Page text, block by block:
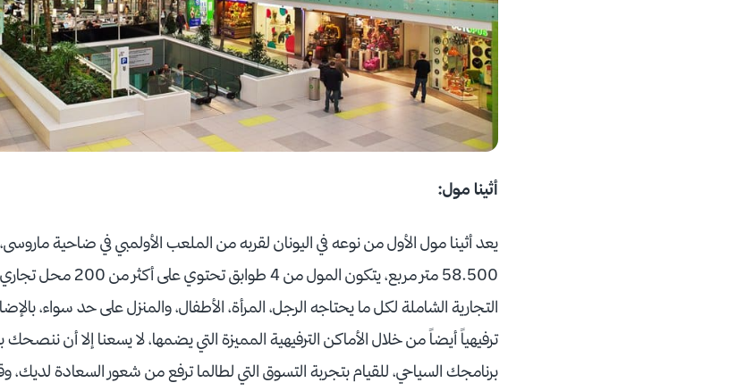
أثينا مول:
58.500 متر مربع، يتكون
التجارية الشاملة لكل ما يحتاجه الرجل، المرأة، الأطفال، والمنزل على حد سواء،
ترفيهياً أيضاً من خلال الأماكن الترفيهية المميزة التي يضمها، لا يسعنا إلا أن
برنامجك السياحي، للقيام بتجربة التسوق التي لطالما ترفع من شعور السعادة